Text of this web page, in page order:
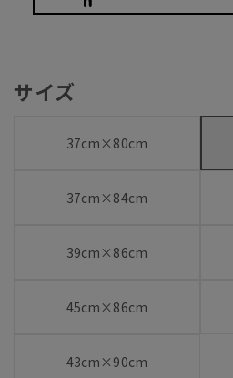
サイズ
37cm×80cm
37cm×84cm
39cm×86cm
45cm×86cm
43cm×90cm